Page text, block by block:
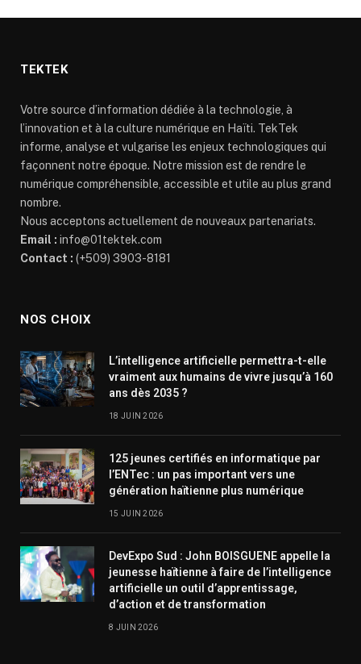
TEKTEK
Votre source d’information dédiée à la technologie, à
l’innovation et à la culture numérique en Haïti. TekTek
informe, analyse et vulgarise les enjeux technologiques qui
façonnent notre époque. Notre mission est de rendre le
numérique compréhensible, accessible et utile au plus grand
nombre.
Nous acceptons actuellement de nouveaux partenariats.
Email : info@01tektek.com
Contact : (+509) 3903-8181
NOS CHOIX
L’intelligence artificielle permettra-t-elle
vraiment aux humains de vivre jusqu’à 160
ans dès 2035 ?
18 JUIN 2026
125 jeunes certifiés en informatique par
l’ENTec : un pas important vers une
génération haïtienne plus numérique
15 JUIN 2026
DevExpo Sud : John BOISGUENE appelle la
jeunesse haïtienne à faire de l’intelligence
artificielle un outil d’apprentissage,
d’action et de transformation
8 JUIN 2026